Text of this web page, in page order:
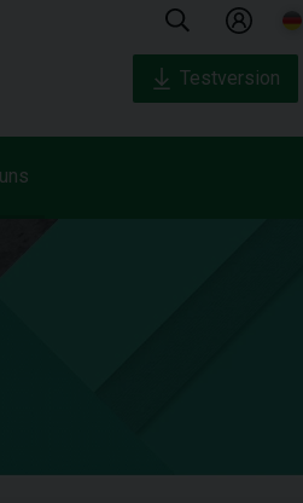
Testversion